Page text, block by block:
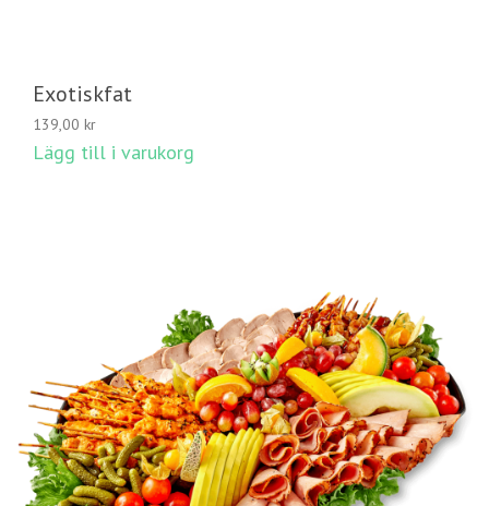
Exotiskfat
139,00 kr
Lägg till i varukorg